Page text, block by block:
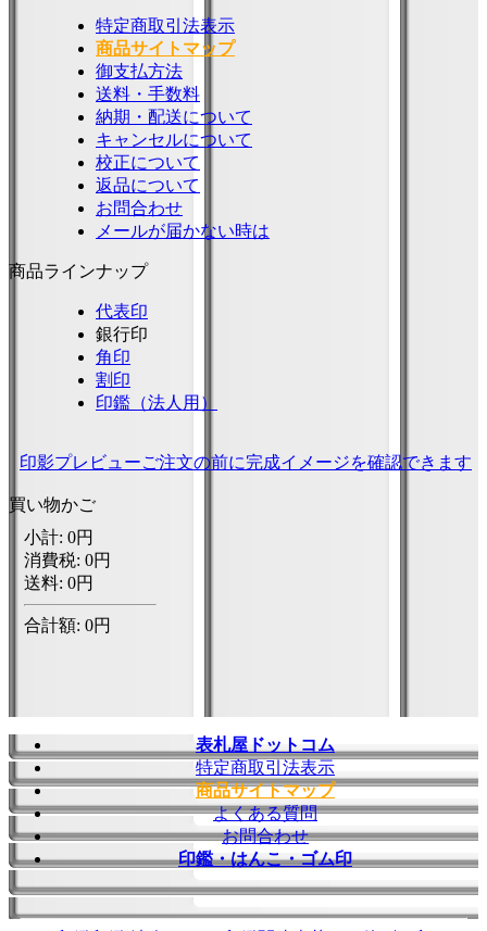
特定商取引法表示
商品サイトマップ
御支払方法
送料・手数料
納期・配送について
キャンセルについて
校正について
返品について
お問合わせ
メールが届かない時は
商品ラインナップ
代表印
銀行印
角印
割印
印鑑（法人用）
印影プレビューご注文の前に完成イメージを確認できます
買い物かご
表札屋ドットコム
特定商取引法表示
商品サイトマップ
よくある質問
お問合わせ
印鑑・はんこ・ゴム印